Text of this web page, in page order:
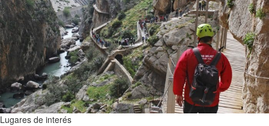
Lugares de interés